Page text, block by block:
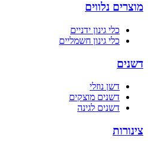
מוצרים נלווים
כלי גינון ידניים
כלי גינון חשמליים
דשנים
דשן נוזלי
דשנים מוצקים
דשנים לגינה
צינורות